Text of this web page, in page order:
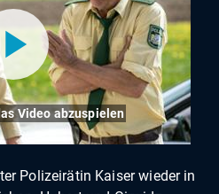
Video abzuspielen
Polizeirätin Kaiser wieder in